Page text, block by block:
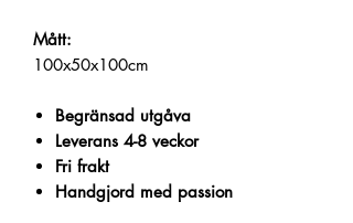
Mått:
100x50x100cm
Begränsad utgåva
Leverans 4-8 veckor
Fri frakt
Handgjord med passion